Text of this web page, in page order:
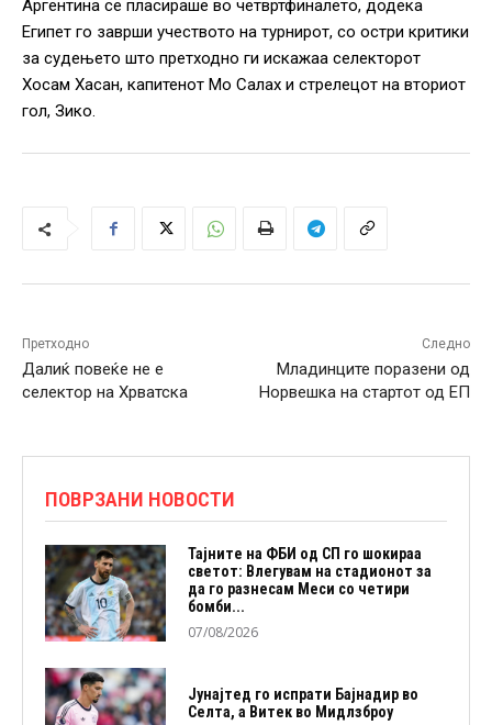
Аргентина се пласираше во четвртфиналето, додека
Египет го заврши учеството на турнирот, со остри критики
за судењето што претходно ги искажаа селекторот
Хосам Хасан, капитенот Мо Салах и стрелецот на вториот
гол, Зико.
Претходно
Далиќ повеќе не е
селектор на Хрватска
Следно
Младинците поразени од
Норвешка на стартот од ЕП
ПОВРЗАНИ НОВОСТИ
Тајните на ФБИ од СП го шокираа
светот: Влегувам на стадионот за
да го разнесам Меси со четири
бомби...
07/08/2026
Јунајтед го испрати Бајнадир во
Селта, а Витек во Мидлзброу